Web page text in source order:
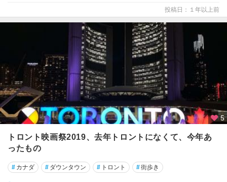
ナ
ス
ジ
ャ
ス
パ
ー
ス
投稿日：１年以上前
5
トロント映画祭2019、去年トロントになくて、今年あ
ったもの
# カナダ # ダウンタウン # トロント #街歩き